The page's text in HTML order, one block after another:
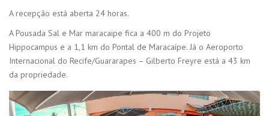
A recepção está aberta 24 horas.
A Pousada Sal e Mar maracaipe fica a 400 m do Projeto
Hippocampus e a 1,1 km do Pontal de Maracaípe. Já o Aeroporto
Internacional do Recife/Guararapes – Gilberto Freyre está a 43 km
da propriedade.